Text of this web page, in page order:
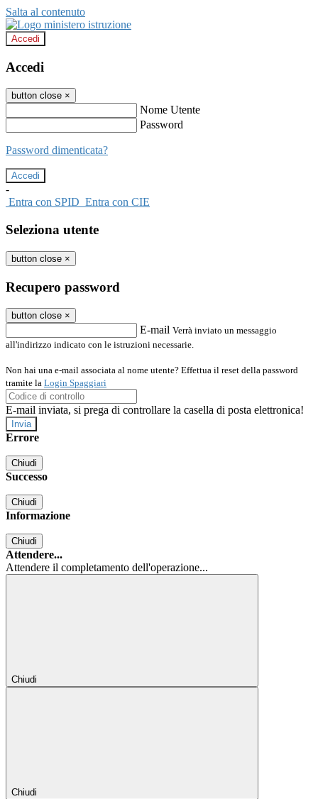
Salta al contenuto
Accedi
Accedi
button close ×
Nome Utente
Password
Password dimenticata?
-
Entra con SPID Entra con CIE
Seleziona utente
button close ×
Recupero password
button close ×
E-mail Verrà inviato un messaggio
all'indirizzo indicato con le istruzioni necessarie.
Non hai una e-mail associata al nome utente? Effettua il reset della password
tramite la Login Spaggiari
E-mail inviata, si prega di controllare la casella di posta elettronica!
Errore
Chiudi
Successo
Chiudi
Informazione
Chiudi
Attendere...
Attendere il completamento dell'operazione...
Chiudi
Chiudi